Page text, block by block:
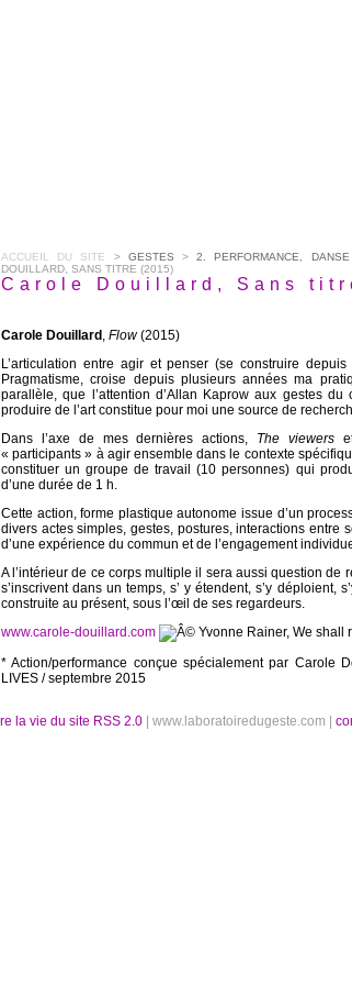
ACCUEIL DU SITE > GESTES >2. PERFORMANCE,
DOUILLARD, SANS TITRE (2015)
Carole Douillard, Sans
Carole Douillard , Flow(2015)
L’articulation entre agir et penser (se construire
Pragmatisme, croise depuis plusieurs années ma
parallèle, que l’attention d’Allan Kaprow aux gestes
produire de l’art constitue pour moi une source de
Dans l’axe de mes dernières actions, The viewers
« participants » à agir ensemble dans le contexte
constituer un groupe de travail (10 personnes) qui
d’une durée de 1 h.
Cette action, forme plastique autonome issue d’un
divers actes simples, gestes, postures, interactions entre
d’une expérience du commun et de l’engagement
A l’intérieur de ce corps multiple il sera aussi question
s’inscrivent dans un temps, s’ y étendent, s’y déploient,
construite au présent, sous l’œil de ses regardeurs.
www.carole-douillard.com
* Action/performance conçue spécialement par Carole
LIVES / septembre 2015
RSS 2.0 | www.laboratoiredugeste.com |